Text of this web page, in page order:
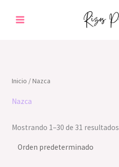
Inicio / Nazca
Nazca
Mostrando 1–30 de 31 resultados